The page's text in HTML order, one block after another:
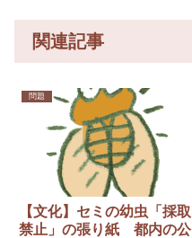
関連記事
問題
【文化】セミの幼虫「採取
禁止」の張り紙 都内の公